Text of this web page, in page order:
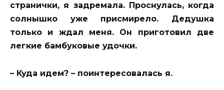
странички, я задремала. Проснулась, когда
солнышко уже присмирело. Дедушка
только и ждал меня. Он приготовил две
легкие бамбуковые удочки.
– Куда идем? – поинтересовалась я.